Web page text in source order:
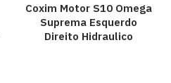
Coxim Motor S10 Omega
Suprema Esquerdo
Direito Hidraulico